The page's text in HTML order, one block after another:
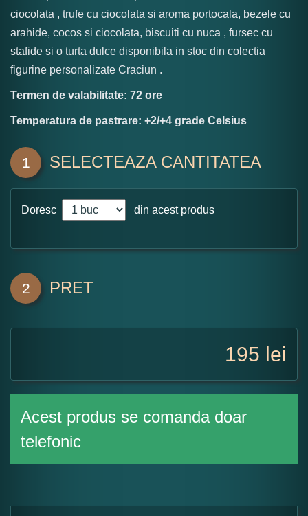
ciocolata , trufe cu ciocolata si aroma portocala, bezele cu
arahide, cocos si ciocolata, biscuiti cu nuca , fursec cu
stafide si o turta dulce disponibila in stoc din colectia
figurine personalizate Craciun .
Termen de valabilitate: 72 ore
Temperatura de pastrare: +2/+4 grade Celsius
1 SELECTEAZA CANTITATEA
Doresc din acest produs
2 PRET
195 lei
Acest produs se comanda doar
telefonic